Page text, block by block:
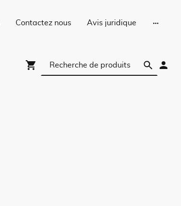
Contactez nous Avis juridique